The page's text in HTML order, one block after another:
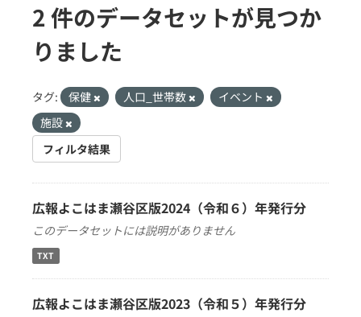
2 件のデータセットが見つか
りました
タグ: 保健 人口_世帯数
イベント
施設
フィルタ結果
広報よこはま瀬谷区版2024（令和６）年発行分
このデータセットには説明がありません
TXT
広報よこはま瀬谷区版2023（令和５）年発行分